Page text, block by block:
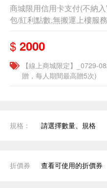
商城限用信用卡支付(不納
包/紅利點數,無搬運上樓服
$ 2000
【線上商城限定】_0729-
贈，每人期間最高贈5次)
規格： 請選擇數量、規格
折價券 查看可使用的折價券